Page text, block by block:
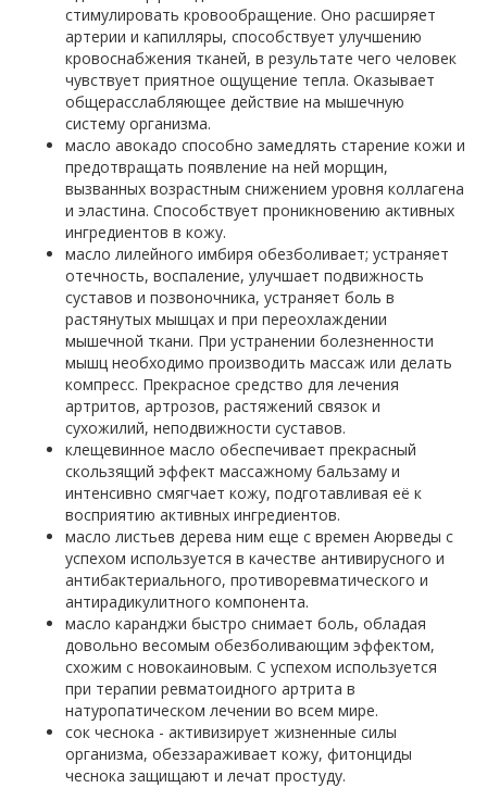
стимулировать кровообращение. Оно расширяет
артерии и капилляры, способствует улучшению
кровоснабжения тканей, в результате чего человек
чувствует приятное ощущение тепла. Оказывает
общерасслабляющее действие на мышечную
систему организма.
масло авокадо способно замедлять старение кожи и
предотвращать появление на ней морщин,
вызванных возрастным снижением уровня коллагена
и эластина. Способствует проникновению активных
ингредиентов в кожу.
масло лилейного имбиря обезболивает; устраняет
отечность, воспаление, улучшает подвижность
суставов и позвоночника, устраняет боль в
растянутых мышцах и при переохлаждении
мышечной ткани. При устранении болезненности
мышц необходимо производить массаж или делать
компресс. Прекрасное средство для лечения
артритов, артрозов, растяжений связок и
сухожилий, неподвижности суставов.
клещевинное масло обеспечивает прекрасный
скользящий эффект массажному бальзаму и
интенсивно смягчает кожу, подготавливая её к
восприятию активных ингредиентов.
масло листьев дерева ним еще с времен Аюрведы с
успехом используется в качестве антивирусного и
антибактериального, противоревматического и
антирадикулитного компонента.
масло каранджи быстро снимает боль, обладая
довольно весомым обезболивающим эффектом,
схожим с новокаиновым. С успехом используется
при терапии ревматоидного артрита в
натуропатическом лечении во всем мире.
сок чеснока - активизирует жизненные силы
организма, обеззараживает кожу, фитонциды
чеснока защищают и лечат простуду.